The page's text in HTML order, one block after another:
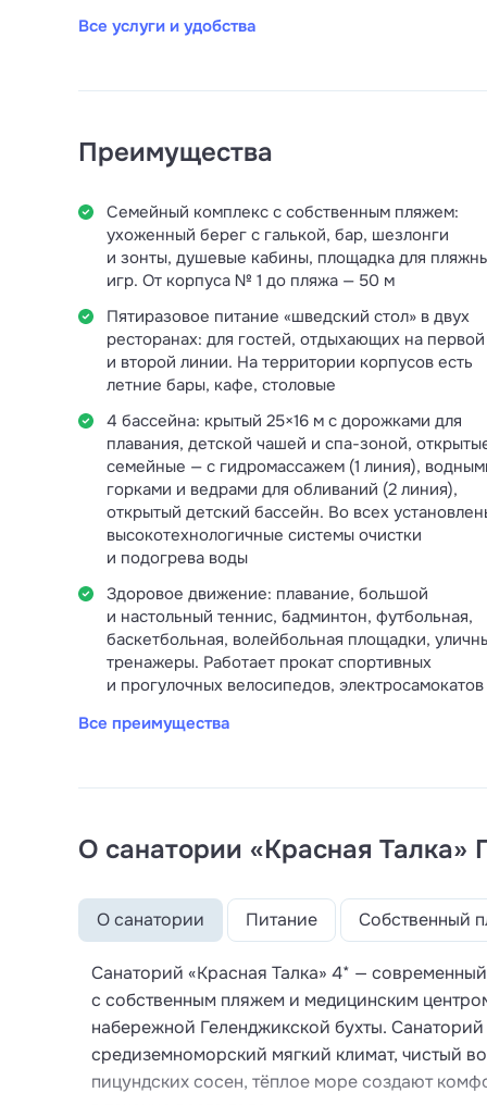
Все услуги и удобства
Преимущества
Семейный комплекс с собственным пляжем:
ухоженный берег с галькой, бар, шезлонги
и зонты, душевые кабины, площадка для
игр. От корпуса № 1 до пляжа — 50 м
Пятиразовое питание «шведский стол» в двух
ресторанах: для гостей, отдыхающих на первой
и второй линии. На территории корпусов есть
летние бары, кафе, столовые
4 бассейна: крытый 25×16 м с дорожками для
плавания, детской чашей и спа-зоной,
семейные — с гидромассажем (1 линия),
горками и ведрами для обливаний (2 линия),
открытый детский бассейн. Во всех
высокотехнологичные системы очистки
и подогрева воды
Здоровое движение: плавание, большой
и настольный теннис, бадминтон, футбольная,
баскетбольная, волейбольная площадки,
тренажеры. Работает прокат спортивных
и прогулочных велосипедов, электросамокатов
Все преимущества
О санатории «Красная Талка»
О санатории Питание Собственный
Санаторий «Красная Талка» 4* —
с собственным пляжем и медицинским
набережной Геленджикской бухты. Санаторий
средиземноморский мягкий климат, чистый
пицундских сосен, тёплое море создают